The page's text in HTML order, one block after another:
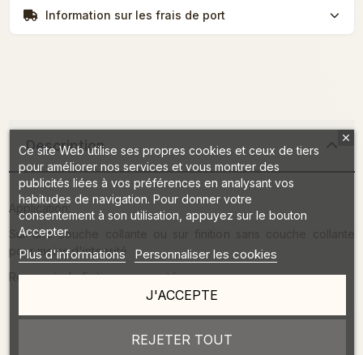
Information sur les frais de port
Description
Application:
Sur une couche collante ou sur finition sans couche collante
pour moins d'intensité
Recouvrir de finition pour protéger
Détails du produit
Ce site Web utilise ses propres cookies et ceux de tiers
pour améliorer nos services et vous montrer des
publicités liées à vos préférences en analysant vos
habitudes de navigation. Pour donner votre
consentement à son utilisation, appuyez sur le bouton
Accepter.
Plus d'informations Personnaliser les cookies
REJETER TOUT
J'ACCEPTE